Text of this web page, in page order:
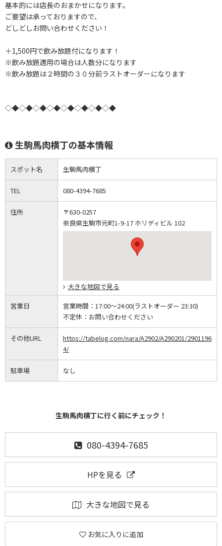
基本的には店長のおまかせになります。
ご要望は承っておりますので、
どしどしお問い合わせください！
＋1,500円で飲み放題付になります！
※飲み放題適用の場合は人数分になります
※飲み放題は２時間の３０分前ラストオーダーになります
◇◆◇◆◇◆◇◆◇◆◇◆◇◆◇◆
生駒馬肉横丁の基本情報
スポット名 生駒馬肉横丁
TEL 080-4394-7685
住所
〒630-0257
奈良県生駒市元町1-9-17 ホリディビル 102
大きな地図で見る
営業日 営業時間： 17:00～24:00(ラストオーダー 23:30)
不定休： お問い合わせください
その他URL
https://tabelog.com/nara/A2902/A290201/2901196
4/
駐車場 なし
生駒馬肉横丁に行く前にチェック！
080-4394-7685
HPを見る
大きな地図で見る
お気に入りに追加